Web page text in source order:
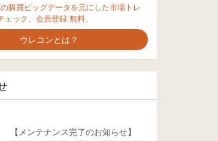
購買ビッグデータを元にした市場トレ
ェック。会員登録 無料。
ウレコンとは？
【メンテナンス完了のお知らせ】